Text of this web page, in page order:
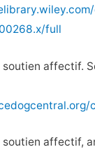
full
soutien affectif.
soutien affectif,